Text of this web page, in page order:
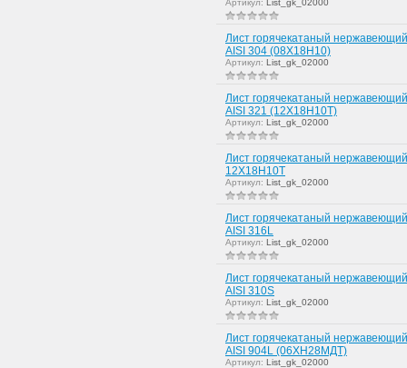
Лист горячекатаный
AISI 304 (08Х18Н10)
Артикул: List_gk_02000
Лист горячекатаный
AISI 321 (12Х18Н10Т)
Артикул: List_gk_02000
Лист горячекатаный
12Х18Н10Т
Артикул: List_gk_02000
Лист горячекатаный
AISI 316L
Артикул: List_gk_02000
Лист горячекатаный
AISI 310S
Артикул: List_gk_02000
Лист горячекатаный
AISI 904L (06ХН28МДТ)
Артикул: List_gk_02000